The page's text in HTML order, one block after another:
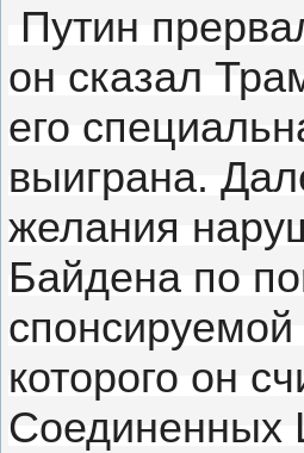
Путин
он сказал
его
выиграна.
желания
Байдена по
которого он
Соединенных